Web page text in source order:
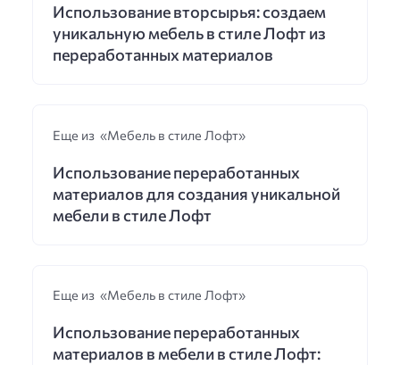
Использование вторсырья: создаем
уникальную мебель в стиле Лофт из
переработанных материалов
Еще из «Мебель в стиле Лофт»
Использование переработанных
материалов для создания уникальной
мебели в стиле Лофт
Еще из «Мебель в стиле Лофт»
Использование переработанных
материалов в мебели в стиле Лофт: